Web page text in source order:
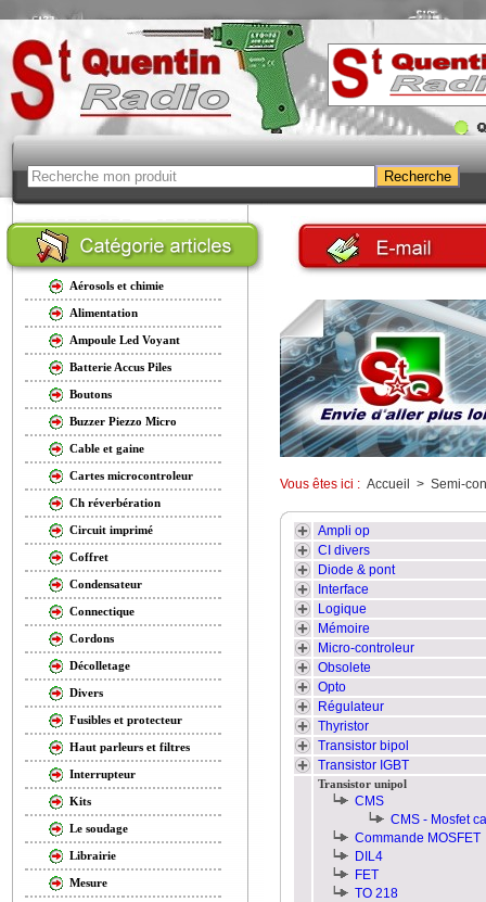
Aérosols et chimie
Alimentation
Ampoule Led Voyant
Batterie Accus Piles
Boutons
Buzzer Piezzo Micro
Cable et gaine
Cartes microcontroleur
Ch réverbération
Circuit imprimé
Coffret
Condensateur
Connectique
Cordons
Décolletage
Divers
Fusibles et protecteur
Haut parleurs et filtres
Interrupteur
Kits
Le soudage
Librairie
Mesure
Vous êtes ici : Accueil > Semi-
Ampli op
CI divers
Diode & pont
Interface
Logique
Mémoire
Micro-controleur
Obsolete
Opto
Régulateur
Thyristor
Transistor bipol
Transistor IGBT
Transistor unipol
CMS
CMS - Mosfet
Commande MOSFET
DIL4
FET
TO 218